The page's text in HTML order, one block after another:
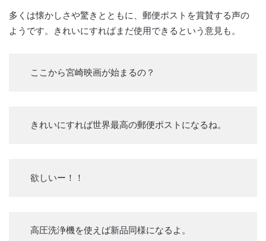
多くは懐かしさや驚きとともに、郵便ポストを賞賛する声の
ようです。きれいにすればまだ使用できるという意見も。
ここから宮崎映画が始まるの？
きれいにすれば世界最高の郵便ポストになるね。
欲しいー！！
高圧洗浄機を使えば新品同様になるよ。